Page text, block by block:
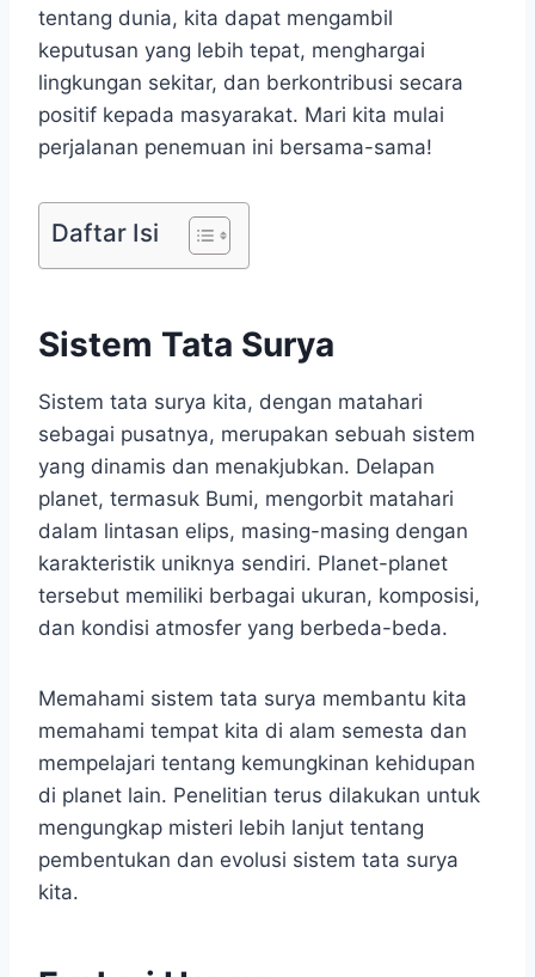
tentang dunia, kita dapat mengambil
keputusan yang lebih tepat, menghargai
lingkungan sekitar, dan berkontribusi secara
positif kepada masyarakat. Mari kita mulai
perjalanan penemuan ini bersama-sama!
Daftar Isi
Sistem Tata Surya
Sistem tata surya kita, dengan matahari
sebagai pusatnya, merupakan sebuah sistem
yang dinamis dan menakjubkan. Delapan
planet, termasuk Bumi, mengorbit matahari
dalam lintasan elips, masing-masing dengan
karakteristik uniknya sendiri. Planet-planet
tersebut memiliki berbagai ukuran, komposisi,
dan kondisi atmosfer yang berbeda-beda.
Memahami sistem tata surya membantu kita
memahami tempat kita di alam semesta dan
mempelajari tentang kemungkinan kehidupan
di planet lain. Penelitian terus dilakukan untuk
mengungkap misteri lebih lanjut tentang
pembentukan dan evolusi sistem tata surya
kita.